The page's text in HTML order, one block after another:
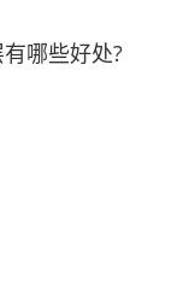
哪些好处?